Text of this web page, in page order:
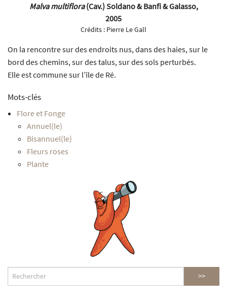
Malva multiflora(Cav.) Soldano & Banfi & Galasso,
2005
Crédits : Pierre Le Gall
On la rencontre sur des endroits nus, dans des haies, sur le
bord des chemins, sur des talus, sur des sols perturbés.
Elle est commune sur l’île de Ré.
Mots-clés
Flore et Fonge
Annuel(le)
Bisannuel(le)
Fleurs roses
Plante